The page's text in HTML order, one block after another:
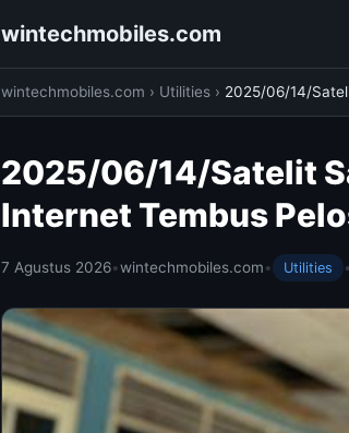
wintechmobiles.com
wintechmobiles.com › Utilities › 2025/06/14/
2025/06/14/Satelit
Internet Tembus
7 Agustus 2026•wintechmobiles.com• Utilities •